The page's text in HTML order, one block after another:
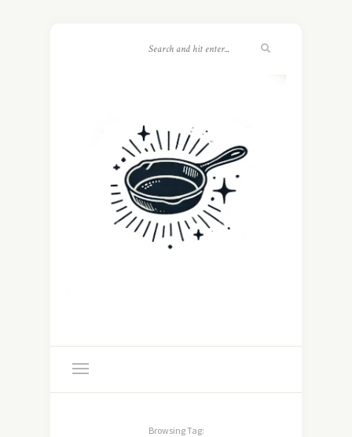
Browsing Tag: